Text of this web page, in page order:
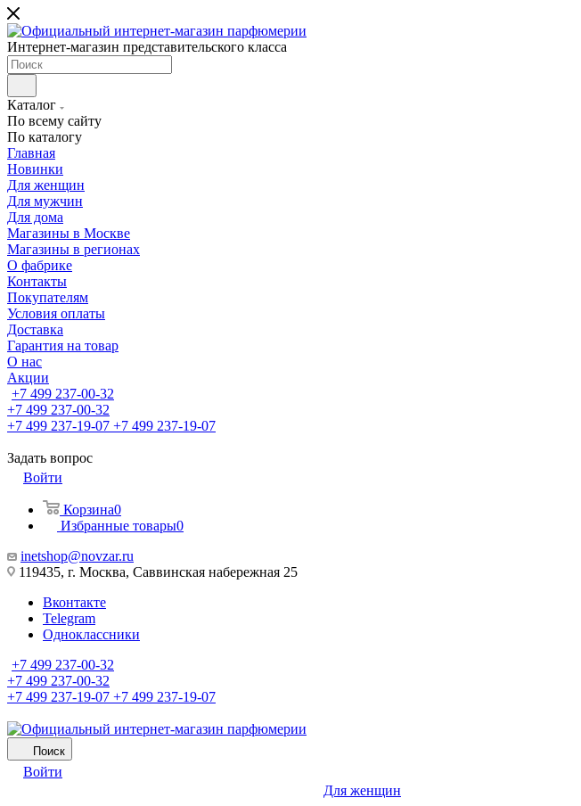
Интернет-магазин представительского класса
Каталог
По всему сайту
По каталогу
Главная
Новинки
Для женщин
Для мужчин
Для дома
Магазины в Москве
Магазины в регионах
О фабрике
Контакты
Покупателям
Условия оплаты
Доставка
Гарантия на товар
О нас
Акции
+7 499 237-00-32
+7 499 237-00-32
+7 499 237-19-07 +7 499 237-19-07
Задать вопрос
Войти
Корзина0
Избранные товары0
inetshop@novzar.ru
119435, г. Москва, Саввинская набережная 25
Вконтакте
Telegram
Одноклассники
+7 499 237-00-32
+7 499 237-00-32
+7 499 237-19-07 +7 499 237-19-07
Поиск
Войти
Для женщин